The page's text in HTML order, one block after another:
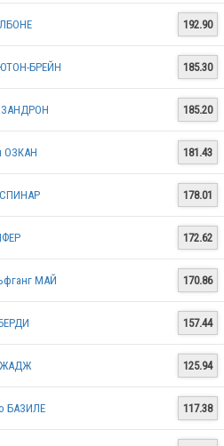
192.90
БРЕЙН 185.30
ЗАНДРОН 185.20
ОЗКАН 181.43
178.01
172.62
МАЙ 170.86
157.44
125.94
БАЗИЛЕ 117.38